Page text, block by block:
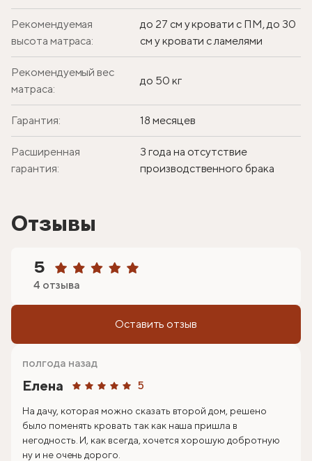
Рекомендуемая
высота матраса:
до 27 см у кровати с ПМ, до 30
см у кровати с ламелями
Рекомендуемый вес
матраса:
до 50 кг
Гарантия: 18 месяцев
Расширенная
гарантия:
3 года на отсутствие
производственного брака
Отзывы
5
4 отзыва
Оставить отзыв
Елена 5
полгода назад
На дачу, которая можно сказать второй дом, решено
было поменять кровать так как наша пришла в
негодность. И, как всегда, хочется хорошую добротную
ну и не очень дорого.